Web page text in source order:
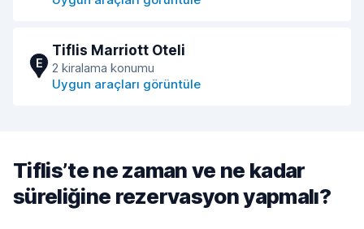
E
Tiflis Marriott Oteli
2 kiralama konumu
Uygun araçları görüntüle
Tiflis’te ne zaman ve ne kadar
süreliğine rezervasyon yapmalı?